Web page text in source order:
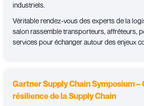
industriels.
Véritable rendez-vous des experts de la
salon rassemble transporteurs, affréteurs,
services pour échanger autour des enjeux
Gartner Supply Chain Symposium
résilience de la Supply Chain